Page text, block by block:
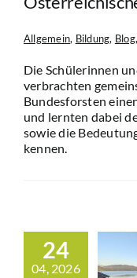
Allgemein, Bildung, Blog,
Die Schülerinnen
verbrachten
Bundesforsten
und lernten dabei
sowie die
kennen.
24
04, 2026
Nacht der